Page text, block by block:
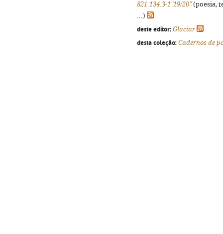
821.134.3-1"19/20"(poesia,
...)
deste editor: Glaciar
desta coleção: Cadernos de